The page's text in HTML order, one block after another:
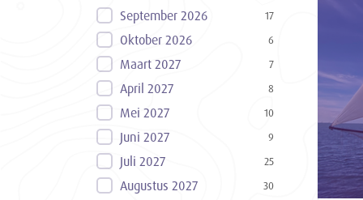
September 2026 17
Oktober 2026 6
Maart 2027 7
April 2027 8
Mei 2027 10
Juni 2027 9
Juli 2027 25
Augustus 2027 30